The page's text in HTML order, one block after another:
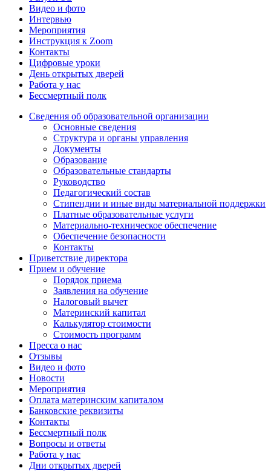
Видео и фото
Интервью
Мероприятия
Инструкция к Zoom
Контакты
Цифровые уроки
День открытых дверей
Работа у нас
Бессмертный полк
Сведения об образовательной организации
Основные сведения
Структура и органы управления
Документы
Образование
Образовательные стандарты
Руководство
Педагогический состав
Стипендии и иные виды материальной поддержки
Платные образовательные услуги
Материально-техническое обеспечение
Обеспечение безопасности
Контакты
Приветствие директора
Прием и обучение
Порядок приема
Заявления на обучение
Налоговый вычет
Материнский капитал
Калькулятор стоимости
Стоимость программ
Пресса о нас
Отзывы
Видео и фото
Новости
Мероприятия
Оплата материнским капиталом
Банковские реквизиты
Контакты
Бессмертный полк
Вопросы и ответы
Работа у нас
Дни открытых дверей